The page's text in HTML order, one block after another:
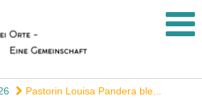
Pastorin Louisa Pandera ble...